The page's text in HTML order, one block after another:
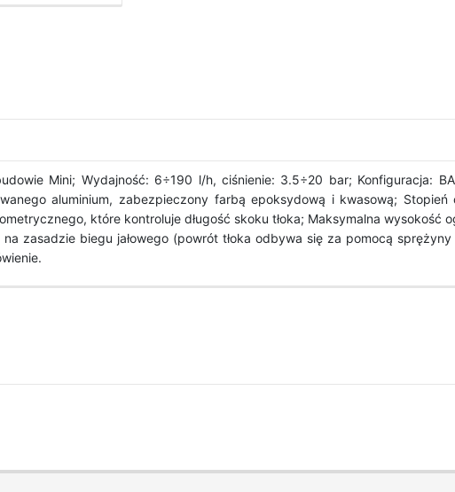
Mini; Wydajność: 6÷190 l/h, ciśnienie: 3.5÷20 bar; Konfiguracja:
aluminium, zabezpieczony farbą epoksydową i kwasową;
które kontroluje długość skoku tłoka; Maksymalna wysokość
zasadzie biegu jałowego (powrót tłoka odbywa się za pomocą